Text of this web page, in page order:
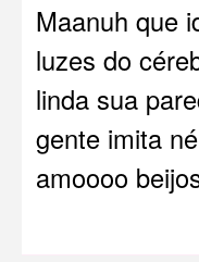
Maanuh que
luzes do
linda sua
gente imita
amoooo